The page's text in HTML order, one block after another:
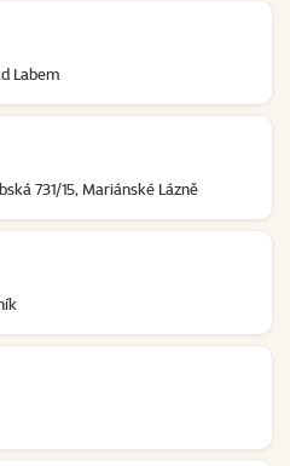
Labem
731/15, Mariánské Lázně